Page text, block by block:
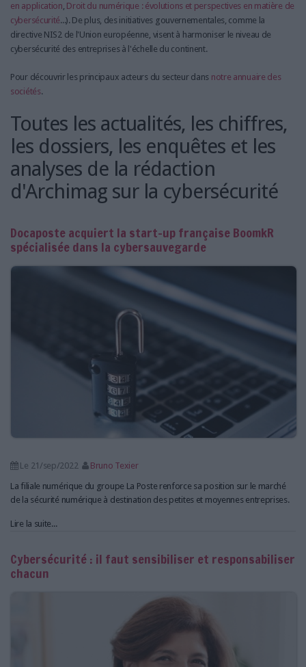
en application, Droit du numérique : évolutions et perspectives en matière de
cybersécurité...). De plus, des initiatives gouvernementales, comme la
directive NIS2 de l'Union européenne, visent à harmoniser le niveau de
cybersécurité des entreprises à l'échelle du continent.
Pour découvrir les principaux acteurs du secteur dans notre annuaire des
sociétés.
Toutes les actualités, les chiffres,
les dossiers, les enquêtes et les
analyses de la rédaction
d'Archimag sur la cybersécurité
Docaposte acquiert la start-up française BoomkR
spécialisée dans la cybersauvegarde
Le 21/sep/2022
Bruno Texier
La filiale numérique du groupe La Poste renforce sa position sur le marché
de la sécurité numérique à destination des petites et moyennes entreprises.
Lire la suite...
Cybersécurité : il faut sensibiliser et responsabiliser
chacun